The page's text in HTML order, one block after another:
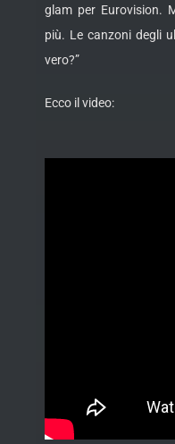
glam per Eurovision.
più. Le canzoni degli
vero?”
Ecco il video: